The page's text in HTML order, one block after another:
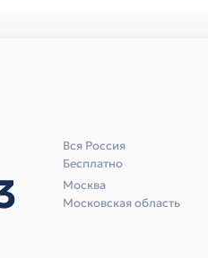
Вся Россия
Бесплатно
Москва
Московская область